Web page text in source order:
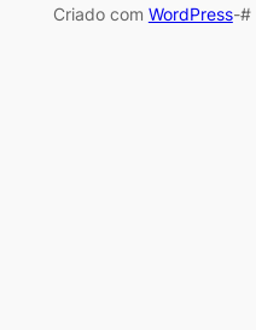
Criado com WordPress-#